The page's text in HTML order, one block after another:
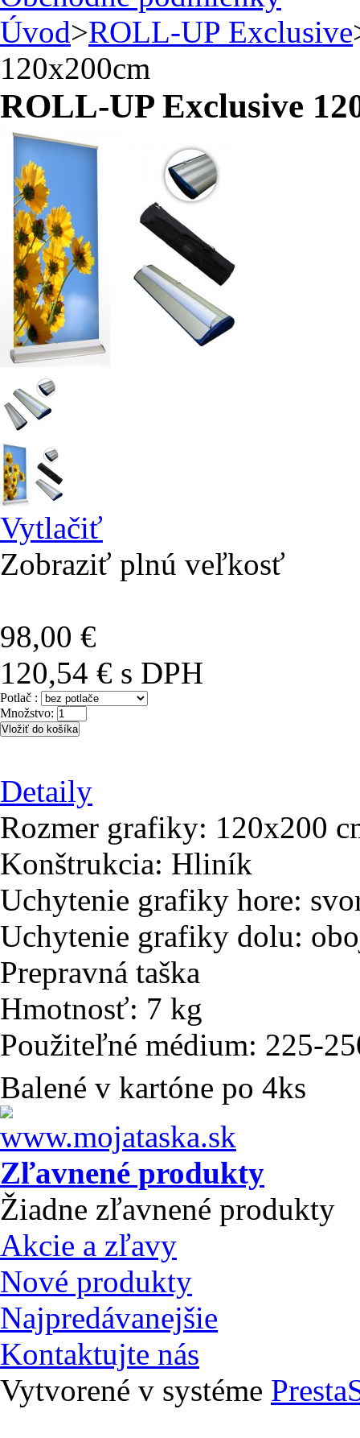
Úvod>ROLL-UP Exclusive
120x200cm
ROLL-UP Exclusive
Vytlačiť
Zobraziť plnú veľkosť
98,00 €
120,54 € s DPH
Potlač :
Množstvo:
Detaily
Rozmer grafiky: 120x200
Konštrukcia: Hliník
Uchytenie grafiky hore:
Uchytenie grafiky dolu:
Prepravná taška
Hmotnosť: 7 kg
Použiteľné médium: 225-
Balené v kartóne po 4ks
Zľavnené produkty
Žiadne zľavnené produkty
Akcie a zľavy
Nové produkty
Najpredávanejšie
Kontaktujte nás
Vytvorené v systéme